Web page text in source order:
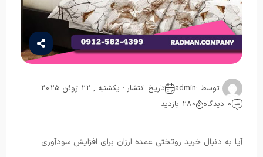
توسط :admin
تاریخ انتشار : یکشنبه , 22 ژوئن 2025
0 دیدگاه
280 بازدید
آیا به دنبال خرید روتختی عمده ارزان برای افزایش سودآوری